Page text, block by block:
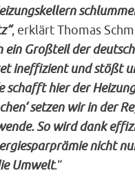
, erklärt Thomas
ein Großteil der
ineffizient und stößt
schafft hier der
setzen wir in der
So wird dank
nicht
Umwelt.“